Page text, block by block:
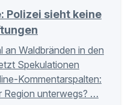
Polizei sieht keine
Waldbränden in den
Spekulationen
Kommentarspalten:
Region unterwegs? …